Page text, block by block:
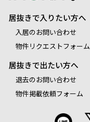
居抜きで入りたい方へ
入居のお問い合わせ
物件リクエストフォーム
居抜きで出たい方へ
退去のお問い合わせ
物件掲載依頼フォーム